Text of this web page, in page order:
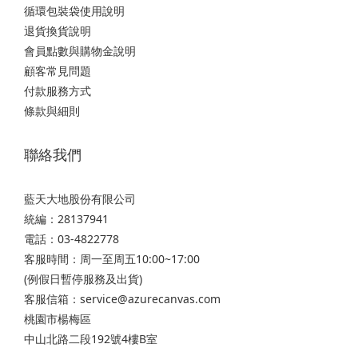
循環包裝袋使用說明
退貨換貨說明
會員點數與購物金說明
顧客常見問題
付款服務方式
條款與細則
聯絡我們
藍天大地股份有限公司
統編：28137941
電話：03-4822778
客服時間：周一至周五10:00~17:00
(例假日暫停服務及出貨)
客服信箱：service@azurecanvas.com
桃園市楊梅區
中山北路二段192號4樓B室